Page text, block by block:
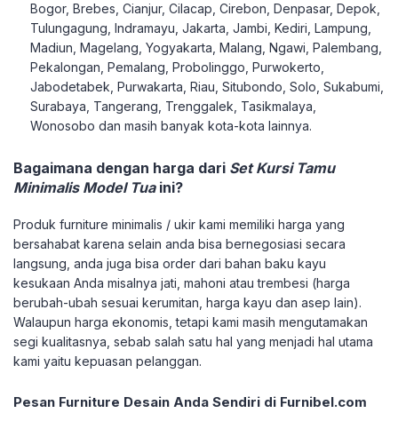
Bogor, Brebes, Cianjur, Cilacap, Cirebon, Denpasar, Depok,
Tulungagung, Indramayu, Jakarta, Jambi, Kediri, Lampung,
Madiun, Magelang, Yogyakarta, Malang, Ngawi, Palembang,
Pekalongan, Pemalang, Probolinggo, Purwokerto,
Jabodetabek, Purwakarta, Riau, Situbondo, Solo, Sukabumi,
Surabaya, Tangerang, Trenggalek, Tasikmalaya,
Wonosobo dan masih banyak kota-kota lainnya.
Bagaimana dengan harga dari Set Kursi Tamu
Minimalis Model Tuaini?
Produk furniture minimalis / ukir kami memiliki harga yang
bersahabat karena selain anda bisa bernegosiasi secara
langsung, anda juga bisa order dari bahan baku kayu
kesukaan Anda misalnya jati, mahoni atau trembesi (harga
berubah-ubah sesuai kerumitan, harga kayu dan asep lain).
Walaupun harga ekonomis, tetapi kami masih mengutamakan
segi kualitasnya, sebab salah satu hal yang menjadi hal utama
kami yaitu kepuasan pelanggan.
Pesan Furniture Desain Anda Sendiri di Furnibel.com